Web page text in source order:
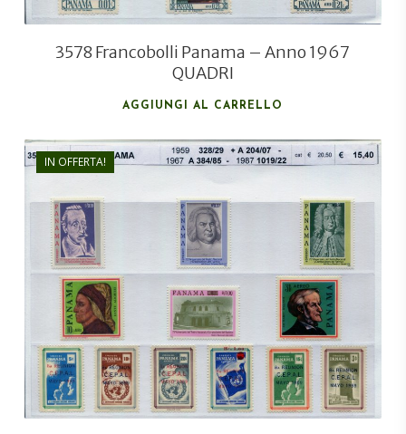
3578 Francobolli Panama – Anno 1967
QUADRI
AGGIUNGI AL CARRELLO
IN OFFERTA!
€15,40
€11,50